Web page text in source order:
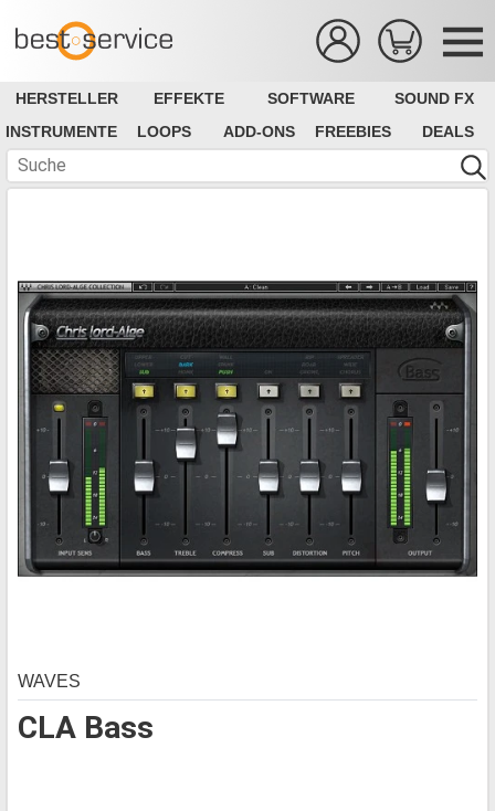
HERSTELLER EFFEKTE SOFTWARE
SOUND FX
INSTRUMENTE
LOOPS ADD-ONS FREEBIES DEALS
CLA Bass
WAVES